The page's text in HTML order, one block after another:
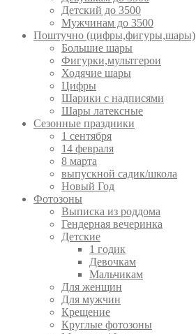
Детский до 3500
Мужчинам до 3500
Поштучно (цифры,фигуры,шары)
Большие шары
Фигурки,мультгерои
Ходячие шары
Цифры
Шарики с надписями
Шары латексные
Сезонные праздники
1 сентября
14 февраля
8 марта
выпускной садик/школа
Новый Год
Фотозоны
Выписка из роддома
Гендерная вечеринка
Детские
1 годик
Девочкам
Мальчикам
Для женщин
Для мужчин
Крещение
Круглые фотозоны